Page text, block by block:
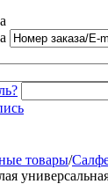
товары/